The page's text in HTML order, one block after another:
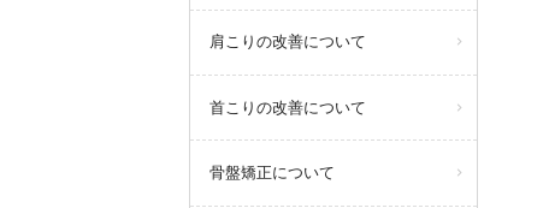
肩こりの改善について
首こりの改善について
骨盤矯正について